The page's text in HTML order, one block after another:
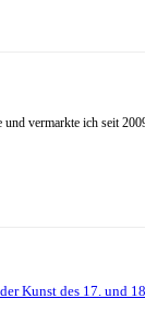
vermarkte ich seit
Kunst des 17. und